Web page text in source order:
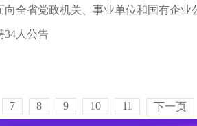
全省党政机关、事业单位和国有企业
34人公告
7 8 9 10 11 下一页